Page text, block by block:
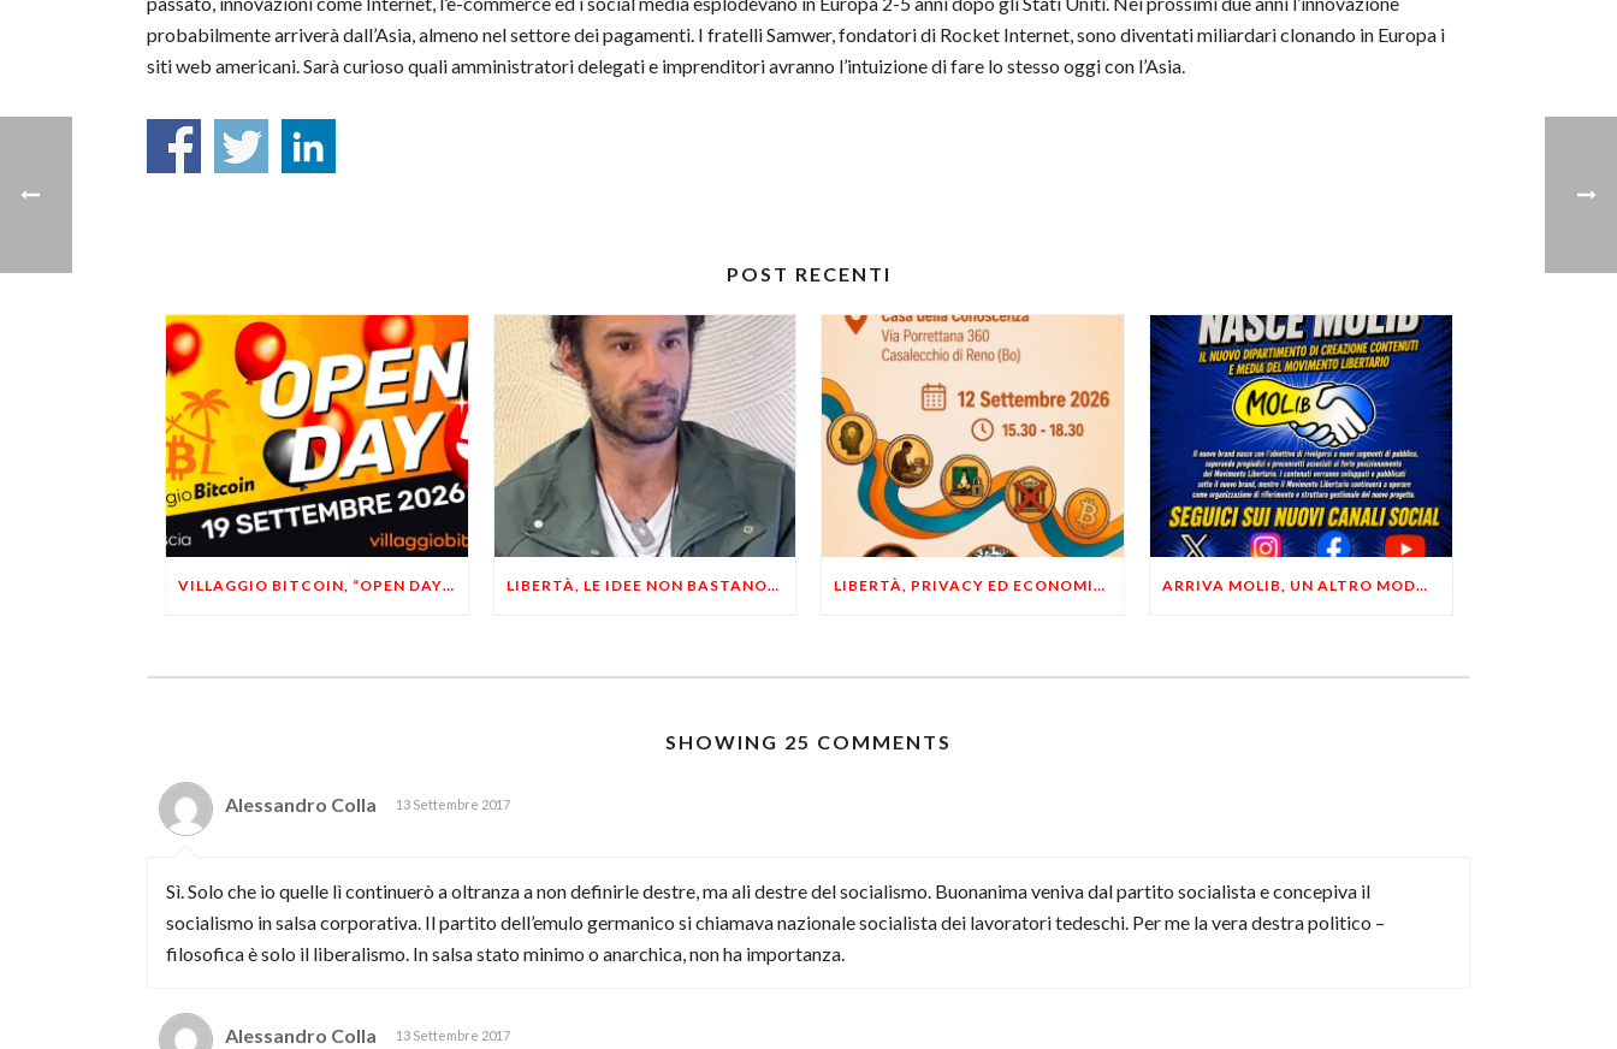
probabilmente arriverà dall’Asia, almeno nel settore dei pagamenti. I fratelli Samwer, fondatori di Rocket Internet, sono diventati miliardari clonando in Europa i
siti web americani. Sarà curioso quali amministratori delegati e imprenditori avranno l’intuizione di fare lo stesso oggi con l’Asia.
POST RECENTI
VILLAGGIO BITCOIN, “OPEN DAY 5”: LEONARDO FACCO OSPITE A BRESCIA LIBERTÀ, LE IDEE NON BASTANO! SERVONO ESEMPI E UN PO’ DI COERENZA LIBERTÀ, PRIVACY ED ECONOMIA DEL BUON SENSO: FACCO E MUSUMECI A CASALECCHIO DI RENO (BO) ARRIVA MOLIB, UN ALTRO MODO DI COMUNICARE LIBERTARIO
SHOWING 25 COMMENTS
Alessandro Colla 13 Settembre 2017
Sì. Solo che io quelle lì continuerò a oltranza a non definirle destre, ma ali destre del socialismo. Buonanima veniva dal partito socialista e concepiva il
socialismo in salsa corporativa. Il partito dell’emulo germanico si chiamava nazionale socialista dei lavoratori tedeschi. Per me la vera destra politico –
filosofica è solo il liberalismo. In salsa stato minimo o anarchica, non ha importanza.
Alessandro Colla 13 Settembre 2017